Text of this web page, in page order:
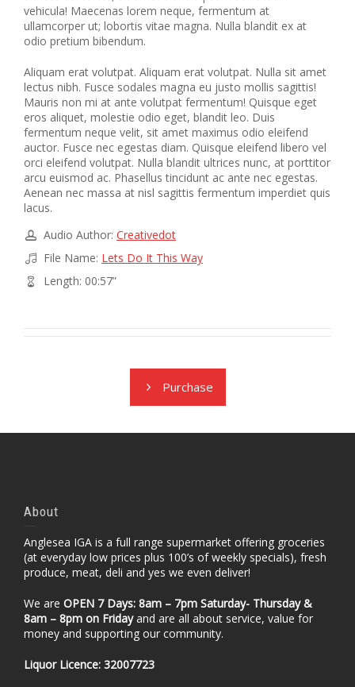
vehicula! Maecenas lorem neque, fermentum at
ullamcorper ut; lobortis vitae magna. Nulla blandit ex at
odio pretium bibendum.
Aliquam erat volutpat. Aliquam erat volutpat. Nulla sit amet
lectus nibh. Fusce sodales magna eu justo mollis sagittis!
Mauris non mi at ante volutpat fermentum! Quisque eget
eros aliquet, molestie odio eget, blandit leo. Duis
fermentum neque velit, sit amet maximus odio eleifend
auctor. Fusce nec egestas diam. Quisque eleifend libero vel
orci eleifend volutpat. Nulla blandit ultrices nunc, at porttitor
arcu euismod ac. Phasellus tincidunt ac ante nec egestas.
Aenean nec massa at nisl sagittis fermentum imperdiet quis
lacus.
Audio Author: Creativedot
File Name: Lets Do It This Way
Length: 00:57”
Purchase
About
Anglesea IGA is a full range supermarket offering groceries
(at everyday low prices plus 100’s of weekly specials), fresh
produce, meat, deli and yes we even deliver!
We are OPEN 7 Days: 8am – 7pm Saturday- Thursday &
8am – 8pm on Fridayand are all about service, value for
money and supporting our community.
Liquor Licence: 32007723